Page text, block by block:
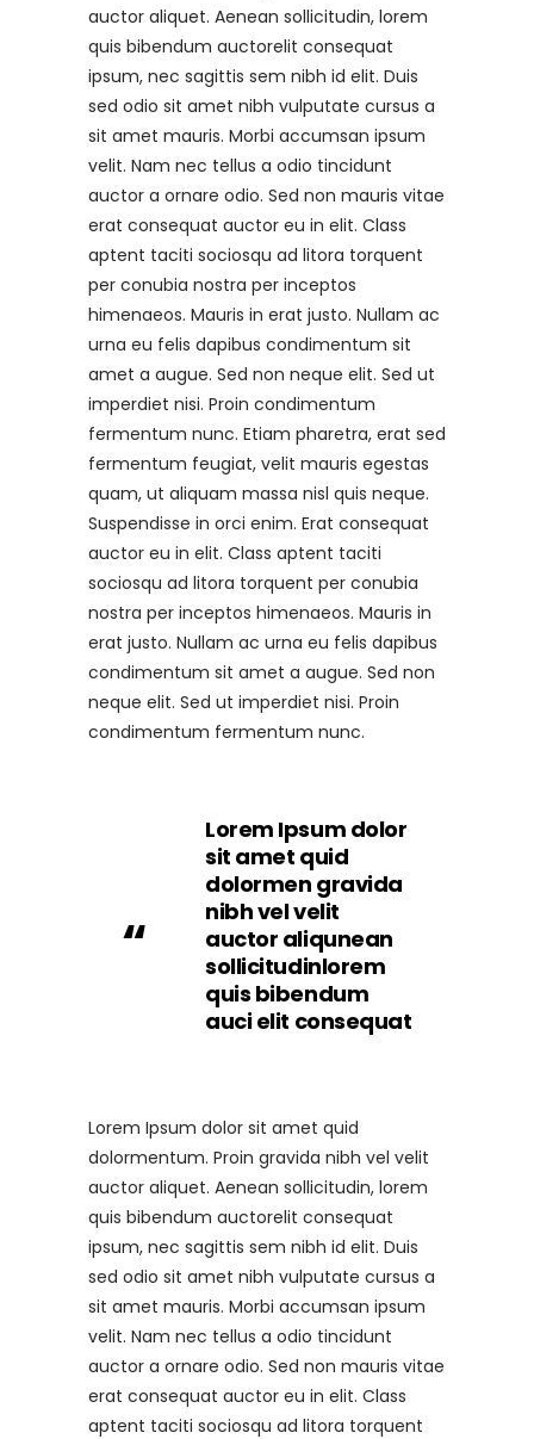
auctor aliquet. Aenean sollicitudin, lorem
quis bibendum auctorelit consequat
ipsum, nec sagittis sem nibh id elit. Duis
sed odio sit amet nibh vulputate cursus a
sit amet mauris. Morbi accumsan ipsum
velit. Nam nec tellus a odio tincidunt
auctor a ornare odio. Sed non mauris vitae
erat consequat auctor eu in elit. Class
aptent taciti sociosqu ad litora torquent
per conubia nostra per inceptos
himenaeos. Mauris in erat justo. Nullam ac
urna eu felis dapibus condimentum sit
amet a augue. Sed non neque elit. Sed ut
imperdiet nisi. Proin condimentum
fermentum nunc. Etiam pharetra, erat sed
fermentum feugiat, velit mauris egestas
quam, ut aliquam massa nisl quis neque.
Suspendisse in orci enim. Erat consequat
auctor eu in elit. Class aptent taciti
sociosqu ad litora torquent per conubia
nostra per inceptos himenaeos. Mauris in
erat justo. Nullam ac urna eu felis dapibus
condimentum sit amet a augue. Sed non
neque elit. Sed ut imperdiet nisi. Proin
condimentum fermentum nunc.
Lorem Ipsum dolor
sit amet quid
dolormen gravida
nibh vel velit
auctor aliqunean
sollicitudinlorem
quis bibendum
auci elit consequat
Lorem Ipsum dolor sit amet quid
dolormentum. Proin gravida nibh vel velit
auctor aliquet. Aenean sollicitudin, lorem
quis bibendum auctorelit consequat
ipsum, nec sagittis sem nibh id elit. Duis
sed odio sit amet nibh vulputate cursus a
sit amet mauris. Morbi accumsan ipsum
velit. Nam nec tellus a odio tincidunt
auctor a ornare odio. Sed non mauris vitae
erat consequat auctor eu in elit. Class
aptent taciti sociosqu ad litora torquent